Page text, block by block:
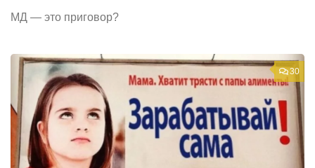
МД — это приговор?
30